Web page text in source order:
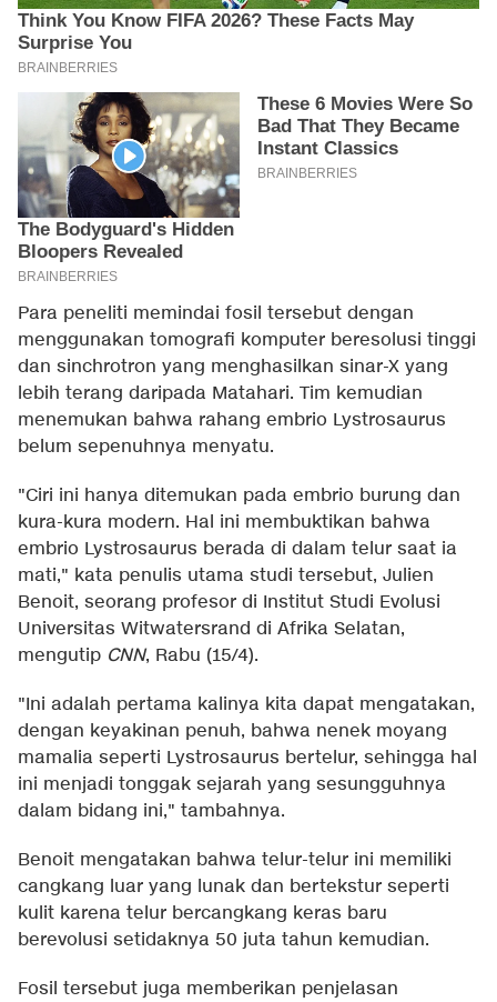
Para peneliti memindai fosil tersebut dengan
menggunakan tomografi komputer beresolusi tinggi
dan sinchrotron yang menghasilkan sinar-X yang
lebih terang daripada Matahari. Tim kemudian
menemukan bahwa rahang embrio Lystrosaurus
belum sepenuhnya menyatu.
"Ciri ini hanya ditemukan pada embrio burung dan
kura-kura modern. Hal ini membuktikan bahwa
embrio Lystrosaurus berada di dalam telur saat ia
mati," kata penulis utama studi tersebut, Julien
Benoit, seorang profesor di Institut Studi Evolusi
Universitas Witwatersrand di Afrika Selatan,
mengutip CNN, Rabu (15/4).
"Ini adalah pertama kalinya kita dapat mengatakan,
dengan keyakinan penuh, bahwa nenek moyang
mamalia seperti Lystrosaurus bertelur, sehingga hal
ini menjadi tonggak sejarah yang sesungguhnya
dalam bidang ini," tambahnya.
Benoit mengatakan bahwa telur-telur ini memiliki
cangkang luar yang lunak dan bertekstur seperti
kulit karena telur bercangkang keras baru
berevolusi setidaknya 50 juta tahun kemudian.
Fosil tersebut juga memberikan penjelasan